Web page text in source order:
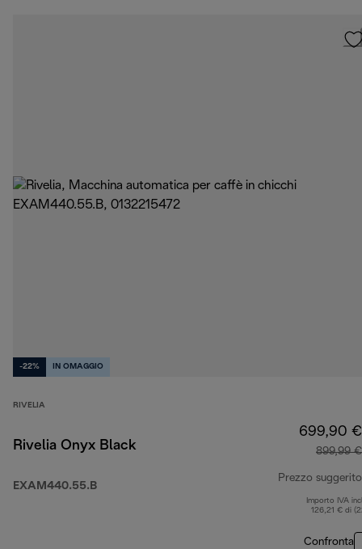
-22% IN OMAGGIO
RIVELIA
Rivelia Onyx Black
EXAM440.55.B
699,90 €
899,99 €
Prezzo suggerito
Importo IVA
126,21 € di
Confronta